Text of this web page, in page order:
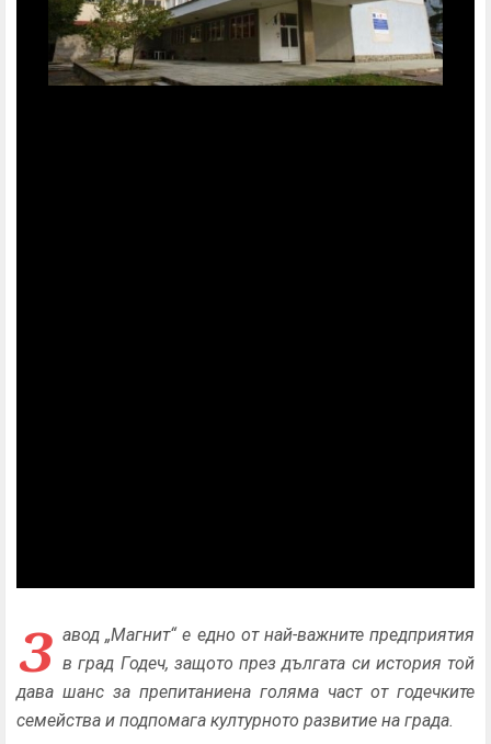
З авод „Магнит“ е едно от най-важните предприятия
в град Годеч, защото през дългата си история той
дава шанс за препитаниена голяма част от годечките
семейства и подпомага културното развитие на града.